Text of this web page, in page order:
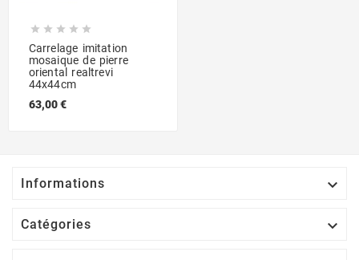
    
Carrelage imitation
mosaique de pierre
oriental realtrevi
44x44cm
63,00 €
Informations 
Catégories 